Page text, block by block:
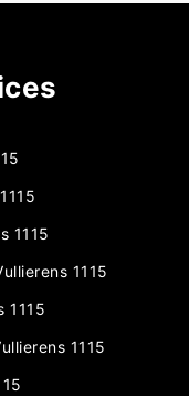
1115
1115
1115
1115